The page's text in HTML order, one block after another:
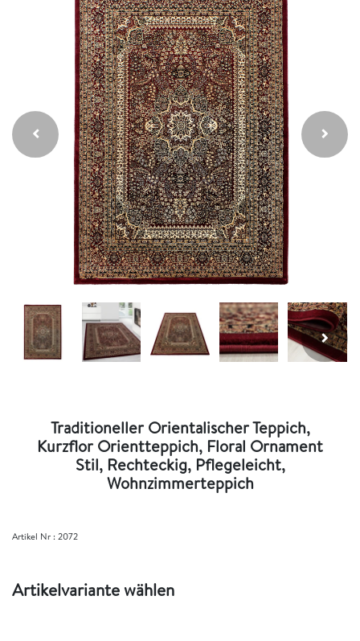
Traditioneller Orientalischer Teppich,
Kurzflor Orientteppich, Floral Ornament
Stil, Rechteckig, Pflegeleicht,
Wohnzimmerteppich
Artikel Nr :2072
Artikelvariante wählen